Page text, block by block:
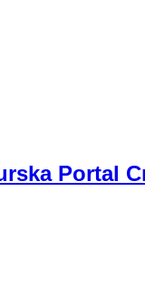
Portal